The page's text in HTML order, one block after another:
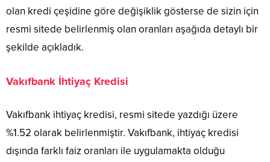
olan kredi çeşidine göre değişiklik gösterse de sizin için
resmi sitede belirlenmiş olan oranları aşağıda detaylı bir
şekilde açıkladık.
Vakıfbank İhtiyaç Kredisi
Vakıfbank ihtiyaç kredisi, resmi sitede yazdığı üzere
%1.52 olarak belirlenmiştir. Vakıfbank, ihtiyaç kredisi
dışında farklı faiz oranları ile uygulamakta olduğu